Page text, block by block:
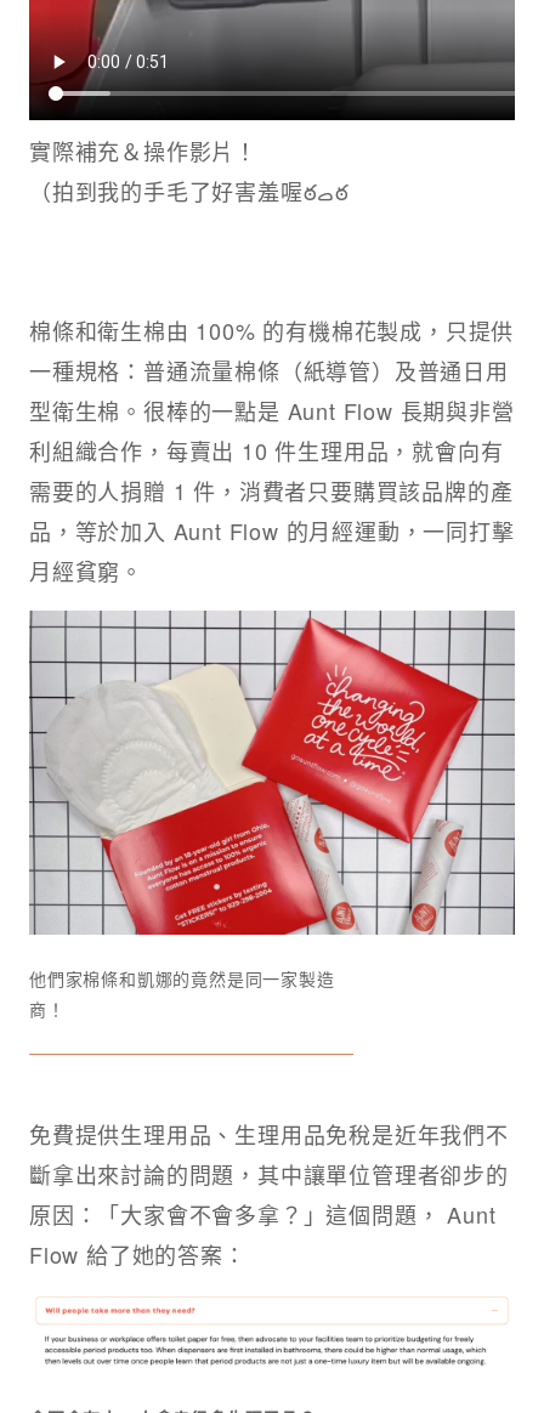
實際補充＆操作影片！
（拍到我的手毛了好害羞喔ఠࡇఠ
棉條和衛生棉由 100% 的有機棉花製成，只提供
一種規格：普通流量棉條（紙導管）及普通日用
型衛生棉。很棒的一點是 Aunt Flow 長期與非營
利組織合作，每賣出 10 件生理用品，就會向有
需要的人捐贈 1 件，消費者只要購買該品牌的產
品，等於加入 Aunt Flow 的月經運動，一同打擊
月經貧窮。
他們家棉條和凱娜的竟然是同一家製造
商！
免費提供生理用品、生理用品免稅是近年我們不
斷拿出來討論的問題，其中讓單位管理者卻步的
原因：「大家會不會多拿？」這個問題， Aunt
Flow 給了她的答案：